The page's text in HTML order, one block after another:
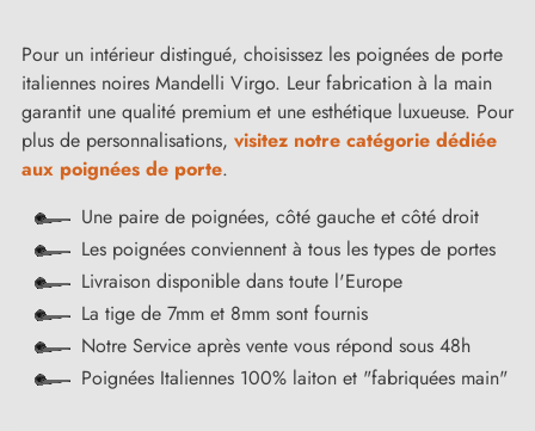
Pour un intérieur distingué, choisissez les poignées de porte
italiennes noires Mandelli Virgo. Leur fabrication à la main
garantit une qualité premium et une esthétique luxueuse. Pour
plus de personnalisations, visitez notre catégorie dédiée
aux poignées de porte.
Une paire de poignées, côté gauche et côté droit
Les poignées conviennent à tous les types de portes
Livraison disponible dans toute l'Europe
La tige de 7mm et 8mm sont fournis
Notre Service après vente vous répond sous 48h
Poignées Italiennes 100% laiton et "fabriquées main"